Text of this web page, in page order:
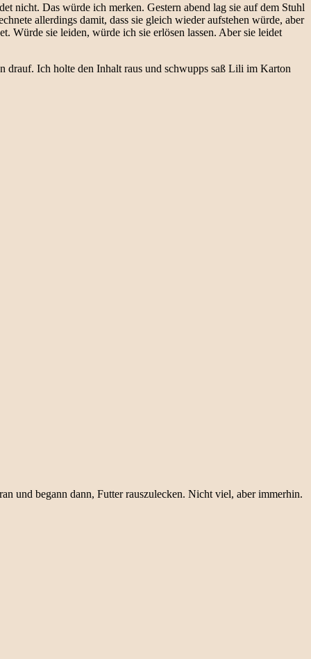
nicht. Das würde ich merken. Gestern abend lag sie auf dem Stuhl
allerdings damit, dass sie gleich wieder aufstehen würde, aber
Würde sie leiden, würde ich sie erlösen lassen. Aber sie leidet
drauf. Ich holte den Inhalt raus und schwupps saß Lili im Karton
und begann dann, Futter rauszulecken. Nicht viel, aber immerhin.